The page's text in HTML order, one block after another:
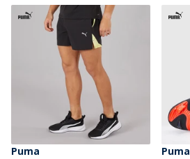
Puma
Puma